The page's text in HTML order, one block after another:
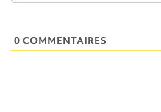
0 COMMENTAIRES